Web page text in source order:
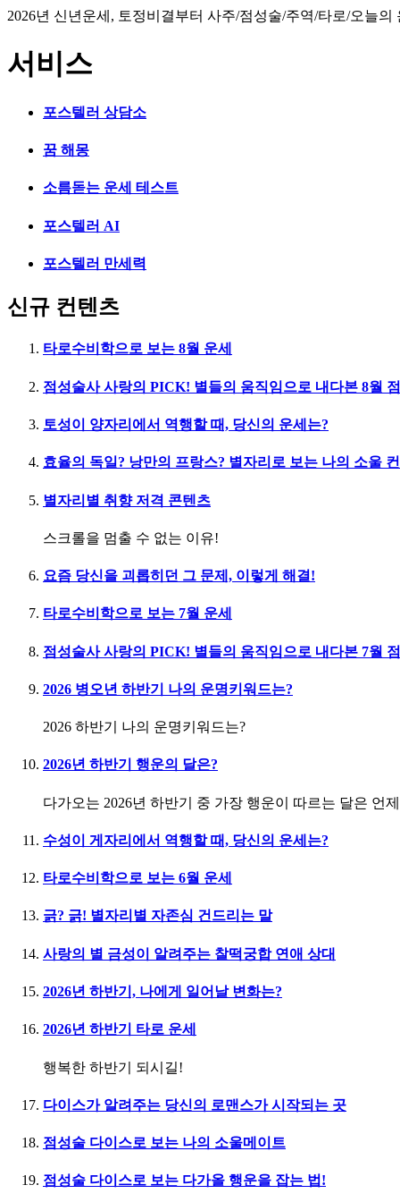
2026년 신년운세, 토정비결부터 사주/점성술/주역/타로/오늘
서비스
포스텔러 상담소
꿈 해몽
소름돋는 운세 테스트
포스텔러 AI
포스텔러 만세력
신규 컨텐츠
타로수비학으로 보는 8월 운세
점성술사 사랑의 PICK! 별들의 움직임으로 내다본 8월
토성이 양자리에서 역행할 때, 당신의 운세는?
효율의 독일? 낭만의 프랑스? 별자리로 보는 나의 소울 컨
별자리별 취향 저격 콘텐츠
스크롤을 멈출 수 없는 이유!
요즘 당신을 괴롭히던 그 문제, 이렇게 해결!
타로수비학으로 보는 7월 운세
점성술사 사랑의 PICK! 별들의 움직임으로 내다본 7월
2026 병오년 하반기 나의 운명키워드는?
2026 하반기 나의 운명키워드는?
2026년 하반기 행운의 달은?
다가오는 2026년 하반기 중 가장 행운이 따르는 달은 언
수성이 게자리에서 역행할 때, 당신의 운세는?
타로수비학으로 보는 6월 운세
긁? 긁! 별자리별 자존심 건드리는 말
사랑의 별 금성이 알려주는 찰떡궁합 연애 상대
2026년 하반기, 나에게 일어날 변화는?
2026년 하반기 타로 운세
행복한 하반기 되시길!
다이스가 알려주는 당신의 로맨스가 시작되는 곳
점성술 다이스로 보는 나의 소울메이트
점성술 다이스로 보는 다가올 행운을 잡는 법!